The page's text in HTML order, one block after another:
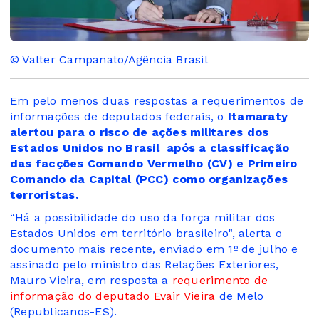
© Valter Campanato/Agência Brasil
Em pelo menos duas respostas a requerimentos de
informações de deputados federais, o Itamaraty
alertou para o risco de ações militares dos
Estados Unidos no Brasil após a classificação
das facções Comando Vermelho (CV) e Primeiro
Comando da Capital (PCC) como organizações
terroristas.
“Há a possibilidade do uso da força militar dos
Estados Unidos em território brasileiro", alerta o
documento mais recente, enviado em 1º de julho e
assinado pelo ministro das Relações Exteriores,
Mauro Vieira, em resposta a requerimento de
informação do deputado Evair Vieira de Melo
(Republicanos-ES).